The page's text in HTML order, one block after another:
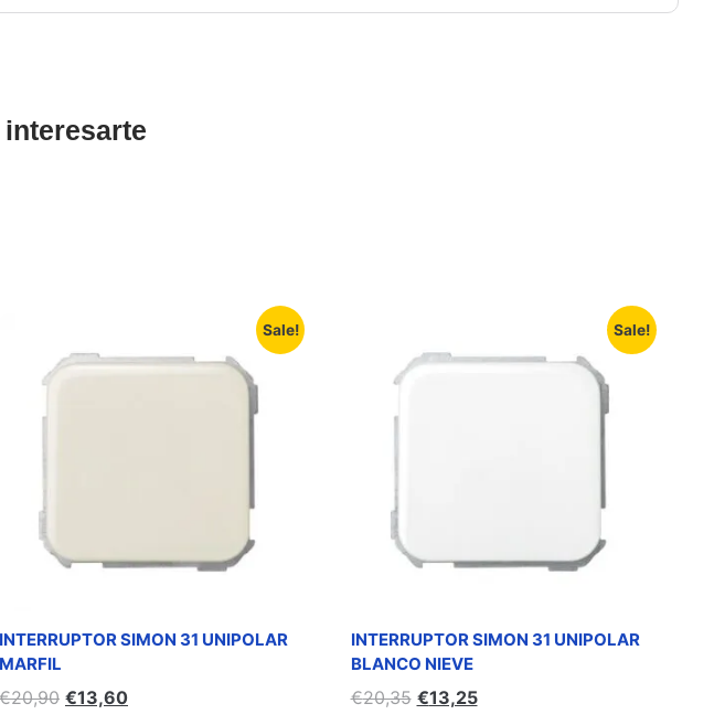
interesarte
Sale!
INTERRUPTOR SIMON 31 UNIPOLAR
MARFIL
€20,90 €13,60
Sale!
INTERRUPTOR SIMON 31 UNIPOLAR
BLANCO NIEVE
€20,35 €13,25